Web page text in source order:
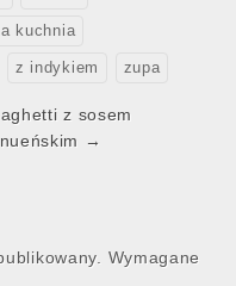
kuchnia
z indykiem zupa
z sosem
→
Wymagane